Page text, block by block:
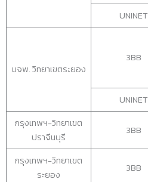
UNINET
มจพ. วิทยาเขตระยอง
3BB
UNINET
กรุงเทพฯ-วิทยาเขต
ปราจีนบุรี
3BB
กรุงเทพฯ-วิทยาเขต
ระยอง
3BB